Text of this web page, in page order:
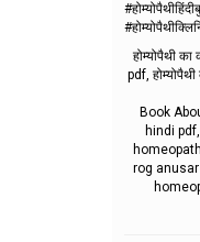
होम्योपैथी
pdf,
Book
hindi
rog